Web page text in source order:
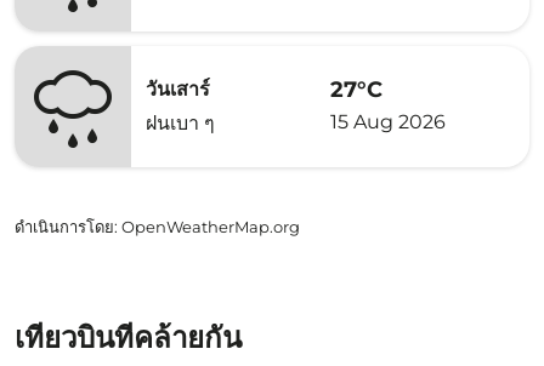
วันเสาร์
ฝนเบา ๆ
27°C
15 Aug 2026
ดำเนินการโดย: OpenWeatherMap.org
เที่ยวบินที่คล้ายกัน